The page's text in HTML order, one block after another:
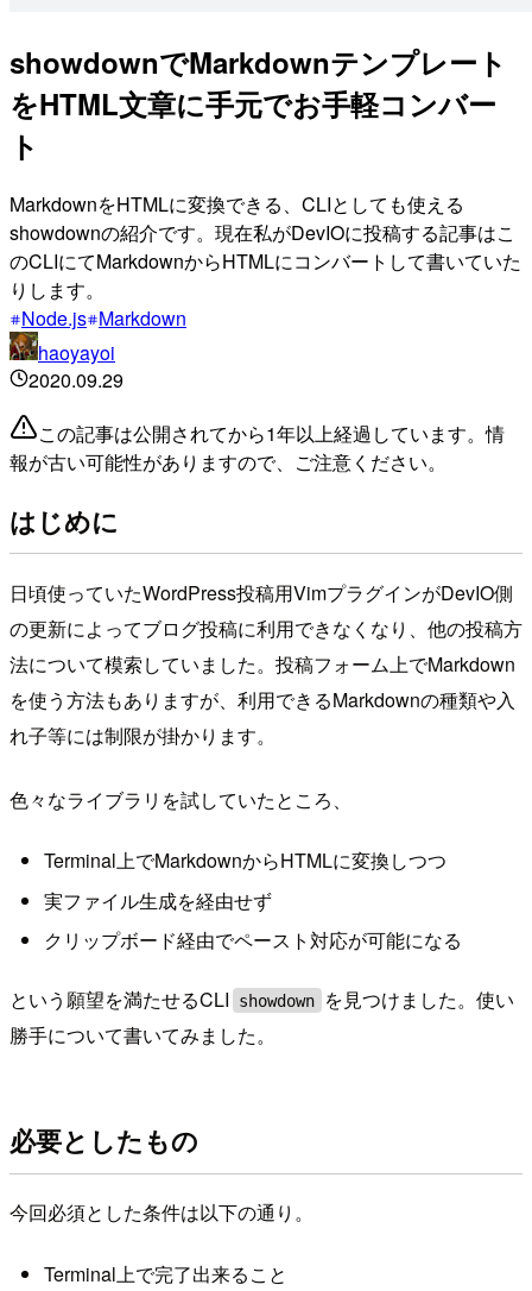
showdownでMarkdownテンプレート
をHTML文章に手元でお手軽コンバー
ト
MarkdownをHTMLに変換できる、CLIとしても使える
showdownの紹介です。現在私がDevIOに投稿する記事はこ
のCLIにてMarkdownからHTMLにコンバートして書いていた
りします。
Node.js Markdown
haoyayoi
2020.09.29
この記事は公開されてから1年以上経過しています。情
報が古い可能性がありますので、ご注意ください。
はじめに
日頃使っていたWordPress投稿用VimプラグインがDevIO側
の更新によってブログ投稿に利用できなくなり、他の投稿方
法について模索していました。投稿フォーム上でMarkdown
を使う方法もありますが、利用できるMarkdownの種類や入
れ子等には制限が掛かります。
色々なライブラリを試していたところ、
Terminal上でMarkdownからHTMLに変換しつつ
実ファイル生成を経由せず
クリップボード経由でペースト対応が可能になる
という願望を満たせるCLI showdown
を見つけました。使い
勝手について書いてみました。
必要としたもの
今回必須とした条件は以下の通り。
Terminal上で完了出来ること